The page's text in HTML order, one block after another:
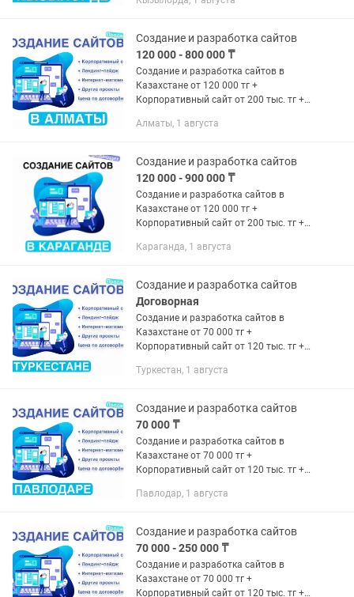
Интернет-магазин от 150 тыс. тг +
договорённости)...
Создание и разработка сайтов
120 000 - 800 000 ₸
Создание и разработка сайтов в
Казахстане от 120 000 тг +
Корпоративный сайт от 200 тыс. тг +
Интернет-магазин от 300 тыс. тг +
Алматы, 1 августа
Создание и разработка сайтов
120 000 - 900 000 ₸
Создание и разработка сайтов в
Казахстане от 120 000 тг +
Корпоративный сайт от 200 тыс. тг +
Интернет-магазин от 300 тыс. тг +
Караганда, 1 августа
Создание и разработка сайтов
Договорная
Создание и разработка сайтов в
Казахстане от 70 000 тг +
Корпоративный сайт от 120 тыс. тг +
Интернет-магазин от 150 тыс. тг +
договорённости)...
Туркестан, 1 августа
Создание и разработка сайтов
70 000 ₸
Создание и разработка сайтов в
Казахстане от 70 000 тг +
Корпоративный сайт от 120 тыс. тг +
Интернет-магазин от 150 тыс. тг +
договорённости)...
Павлодар, 1 августа
Создание и разработка сайтов
70 000 - 250 000 ₸
Создание и разработка сайтов в
Казахстане от 70 000 тг +
Корпоративный сайт от 120 тыс. тг +